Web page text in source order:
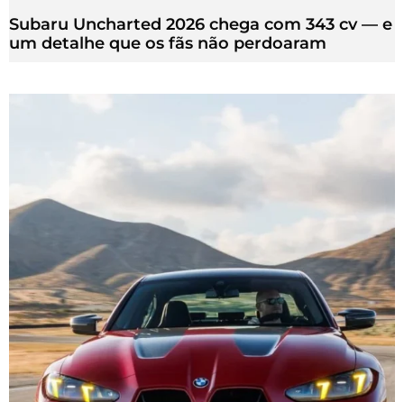
Subaru Uncharted 2026 chega com 343 cv — e
um detalhe que os fãs não perdoaram